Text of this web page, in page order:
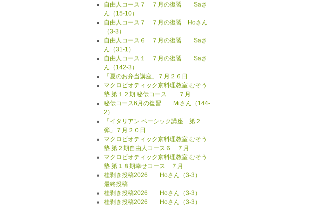
自由人コース７ ７月の復習 Saさ
ん（15-10）
自由人コース７ ７月の復習 Hoさん
（3-3）
自由人コース６ ７月の復習 Saさ
ん（31-1）
自由人コース１ ７月の復習 Saさ
ん（142-3）
「夏のお弁当講座」７月２６日
マクロビオティック京料理教室 むそう
塾 第１２期 秘伝コース ７月
秘伝コース6月の復習 Miさん（144-
2）
「イタリアン ベーシック講座 第２
弾」７月２０日
マクロビオティック京料理教室 むそう
塾 第２期自由人コース６ ７月
マクロビオティック京料理教室 むそう
塾 第１８期幸せコース ７月
桂剥き投稿2026 Hoさん（3-3）
最終投稿
桂剥き投稿2026 Hoさん（3-3）
桂剥き投稿2026 Hoさん（3-3）